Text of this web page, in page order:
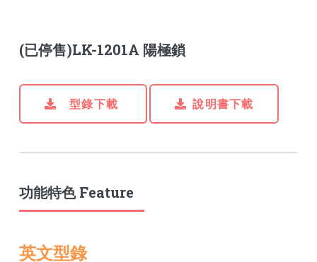
(已停售)LK-1201A 陽極鎖
型錄下載 說明書下載
功能特色 Feature
英文型錄